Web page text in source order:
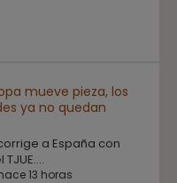
mueve pieza, los
ya no quedan
a España con
13 horas